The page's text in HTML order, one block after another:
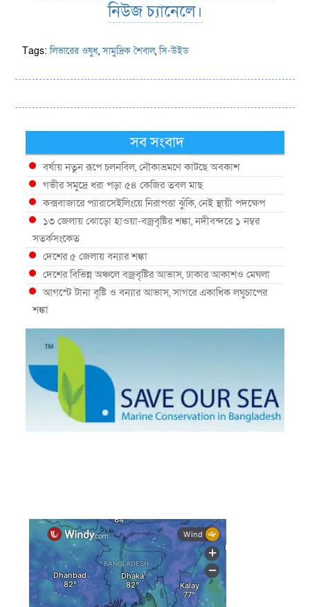
নিউজ চ্যানেলে।
Tags:লিভারের ওষুধ,সামুদ্রিক শৈবাল,সি-উইড
সব সংবাদ
বর্ষায় নতুন রূপে চলনবিল, নৌকাভ্রমণে কাটছে অবকাশ
গভীর সমুদ্রে ধরা পড়া ৫৪ কেজির তবল মাছ
কক্সবাজারে প্যারাসেইলিংয়ে নিরাপত্তা ঝুঁকি, নেই স্থায়ী পদক্ষেপ
১৩ জেলায় ঝোড়ো হাওয়া-বজ্রবৃষ্টির শঙ্কা, নদীবন্দরে ১ নম্বর
সতর্কসংকেত
দেশের ৫ জেলায় বন্যার শঙ্কা
দেশের বিভিন্ন অঞ্চলে বজ্রবৃষ্টির আভাস, ঢাকার আকাশও মেঘলা
আগস্টে টানা বৃষ্টি ও বন্যার আভাস, সাগরে একাধিক লঘুচাপের
শঙ্কা
স্বস্তি ও শঙ্কার পূর্বাভাস দিল আবহাওয়া
সৌদির নেতৃত্বে নতুন সামুদ্রিক প্রতিরক্ষা জোটে বাংলাদেশ
ইউরোপে দাবানল: আকাশে উড়ছে আগুন নেভানোর বিমান